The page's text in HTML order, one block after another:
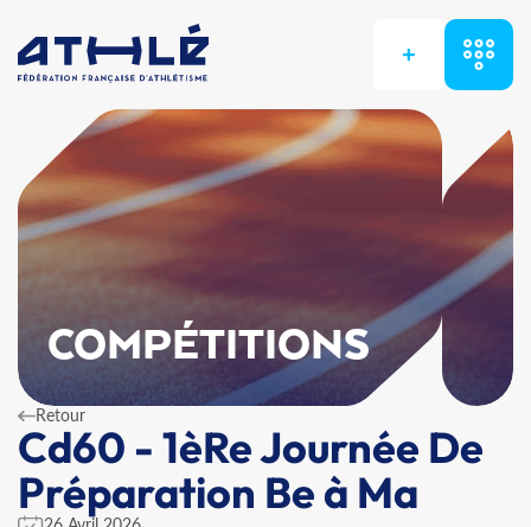
+
COMPÉTITIONS
Retour
Cd60 - 1èRe Journée De
Préparation Be à Ma